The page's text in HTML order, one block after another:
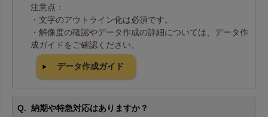
注意点：
・文字のアウトライン化は必須です。
・解像度の確認やデータ作成の詳細については、データ作
成ガイドをご確認ください。
データ作成ガイド
納期や特急対応はありますか？